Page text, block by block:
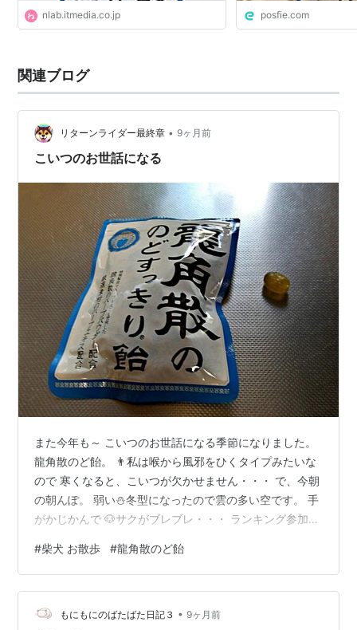
nlab.itmedia.co.jp posfie.com
関連ブログ
リターンライダー最終章 • 9ヶ月前
こいつのお世話になる
また今年も～ こいつのお世話になる季節になりました。
龍角散のど飴。 👨私は喉から風邪をひくタイプみたいな
ので 寒くなると、こいつが欠かせません・・・ で、今朝
の朝んぽ。 弱い⛄冬型になったので雲の多い空です。 手
がかじかんで 🐶サクがブレブレ・・・ ランキング参加中
#柴犬 お散歩 #龍角散のど飴
もにもにのばたばた日記３ • 9ヶ月前